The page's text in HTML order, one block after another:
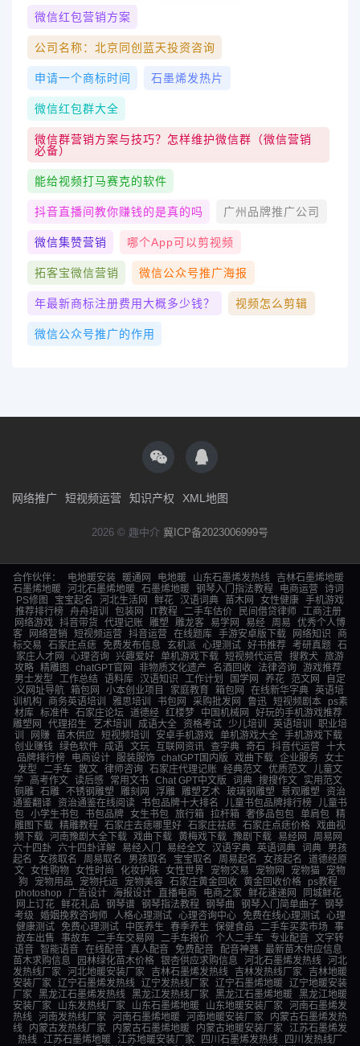
微信红包营销方案
公司名称：北京同创蓝天投资咨询
申请一个商标时间 石墨烯发热片
微信红包群大全
微信群营销方案与技巧？怎样维护微信群（微信营销
必备）
能给视频打马赛克的软件
抖音直播间教你赚钱的是真的吗 广州品牌推广公司
微信集赞营销 哪个app可以剪视频
拓客宝微信营销 微信公众号推广海报
年最新商标注册费用大概多少钱？ 视频怎么剪辑
微信公众号推广的作用
网络推广 短视频运营 知识产权 XML地图
2026 © 趣中介 冀ICP备2023006999号
合作伙伴： 电地暖安装 暖通网 电地暖 山东石墨烯发热线
吉林石墨烯地暖
石墨烯地暖
河北石墨烯地暖 石墨烯地暖 钢琴入门指法教程 电商运营
诗词
PS修图
宝宝起名 河北生活网 鲜花 汉语词典 苗木网 女性健康 手机游戏
推荐排行榜
舟舟培训 包装网 IT教程 二手车估价 民间借贷律师
工商注册
网络游戏 抖音带货 代理记账 雕塑 雕龙客 易学网 易经 周易
优秀个人博
客
网络营销 短视频运营 抖音运营 在线题库 手游安卓版下载 网络知识
商
标交易
石家庄点痣 免费发布信息 玄机派 心理测试 好书推荐 考研真题 石
家庄人才网
心理咨询 兴趣爱好 单机游戏下载 短视频代运营 搜救犬 旅游
攻略 精雕图 chatGPT官网 非物质文化遗产 名酒回收 法律咨询 游戏推荐
男士发型
工作总结 语料库 汉语知识 工作计划 国学网 养花 范文网
自定
义网址导航 箱包网 小本创业项目 家庭教育 箱包网 在线新华字典 英语培
训机构
商务英语培训 雅思培训 书包网 采购批发网 鲁迅 短视频剧本
ps素
材库
标准件 石家庄论坛 道德经 红楼梦 中国机械网
好玩的手机游戏推荐
雕塑网
代理招生 艺术培训 成语大全 资格考试 少儿培训 英语培训
职业培
训
网赚 苗木供应 短视频培训 安卓手机游戏 单机游戏大全
手机游戏下载
创业赚钱
绿色软件 成语 文玩 互联网资讯 查字典 奇石 抖音代运营 十大
品牌排行榜
电商设计 服装服饰 chatGPT国内版 戏曲下载 企业服务
女士
发型
二手车 散文 律师咨询 石家庄代理记账 经典范文 优质范文
儿童文
学 高考作文 读后感 常用文书 Chat GPT中文版 词典 搜搜作文
实用范文
铜雕 石雕 不锈钢雕塑 雕刻网 浮雕 雕塑艺术 玻璃钢雕塑 景观雕塑
资治
通鉴翻译
资治通鉴在线阅读 书包品牌十大排名 儿童书包品牌排行榜
儿童书
包 小学生书包 书包品牌 女生书包 旅行箱 拉杆箱 奢侈品包包 单肩包 精
雕图下载 精雕教程 石家庄去痣哪里好 石家庄祛痣 石家庄点痣价格 戏曲视
频下载
河南豫剧大全下载 戏曲下载 黄梅戏下载 豫剧下载 易经网
周易网
六十四卦
六十四卦详解 易经入门 易经全文 汉语字典 英语词典 词典
男孩
起名
女孩取名 周易取名 男孩取名 宝宝取名 周易起名 女孩起名
道德经原
文 女性购物 女性时尚 化妆护肤 女性世界 宠物交易 宠物网 宠物猫
宠物
狗
宠物用品 宠物托运 宠物美容 石家庄黄金回收 黄金回收价格
ps教程
photoshop
广告设计 海报设计 直播电商 电商之家 鲜花速递网
同城鲜花
网上订花 鲜花礼品 钢琴谱 钢琴指法教程 钢琴曲 钢琴入门简单曲子 钢琴
考级
婚姻挽救咨询师 人格心理测试 心理咨询中心 免费在线心理测试 心理
健康测试
免费心理测试 中医养生 春季养生 保健食品 二手车买卖市场
事
故车出售
事故车 二手车交易网 二手车报价 个人二手车 专业配音 文字转
语音
智能语音 在线配音 真人配音 免费配音 配音神器
最新苗木供应信息
苗木求购信息
园林绿化苗木价格 银杏供应求购信息 河北石墨烯发热线
河北
发热线厂家
河北地暖安装厂家 吉林石墨烯发热线 吉林发热线厂家
吉林地暖
安装厂家
辽宁石墨烯发热线 辽宁发热线厂家 辽宁石墨烯地暖 辽宁地暖安装
厂家
黑龙江石墨烯发热线 黑龙江发热线厂家 黑龙江石墨烯地暖 黑龙江地暖
安装厂家
山东发热线厂家 山东石墨烯地暖 山东地暖安装厂家
河南石墨烯发
热线
河南发热线厂家 河南石墨烯地暖 河南地暖安装厂家
内蒙古石墨烯发热
线
内蒙古发热线厂家 内蒙古石墨烯地暖 内蒙古地暖安装厂家
江苏石墨烯发
热线
江苏石墨烯地暖 江苏地暖安装厂家 四川石墨烯发热线
四川发热线厂